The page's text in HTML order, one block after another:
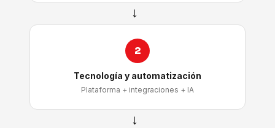
→
2
Tecnología y automatización
Plataforma + integraciones + IA
→